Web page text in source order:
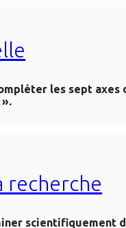
les sept axes
recherche
scientifiquement